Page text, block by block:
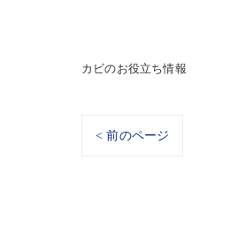
カビのお役立ち情報
< 前のページ